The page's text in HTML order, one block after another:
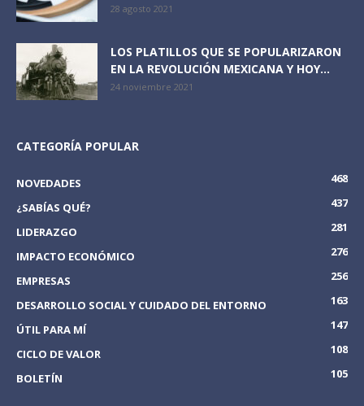
28 agosto 2021
LOS PLATILLOS QUE SE POPULARIZARON
EN LA REVOLUCIÓN MEXICANA Y HOY...
24 noviembre 2021
CATEGORÍA POPULAR
NOVEDADES
468
¿SABÍAS QUÉ?
437
LIDERAZGO
281
IMPACTO ECONÓMICO
276
EMPRESAS
256
DESARROLLO SOCIAL Y CUIDADO DEL ENTORNO
163
ÚTIL PARA MÍ
147
CICLO DE VALOR
108
BOLETÍN
105